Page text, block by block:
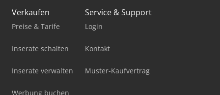
Verkaufen
Preise & Tarife
Inserate schalten
Inserate verwalten
Werbung buchen
Service & Support
Login
Kontakt
Muster-Kaufvertrag